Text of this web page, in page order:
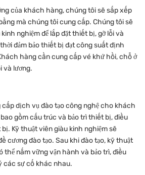
của khách hàng, chúng tôi sẽ sắp xếp
mà chúng tôi cung cấp. Chúng tôi sẽ
nghiệm để lắp đặt thiết bị, gỡ lỗi và
đảm bảo thiết bị đạt công suất định
hàng cần cung cấp vé khứ hồi, chỗ ở
và lương.
dịch vụ đào tạo công nghệ cho khách
gồm cấu trúc và bảo trì thiết bị, điều
Kỹ thuật viên giàu kinh nghiệm sẽ
cương đào tạo. Sau khi đào tạo, kỹ thuật
nắm vững vận hành và bảo trì, điều
sự cố khác nhau.